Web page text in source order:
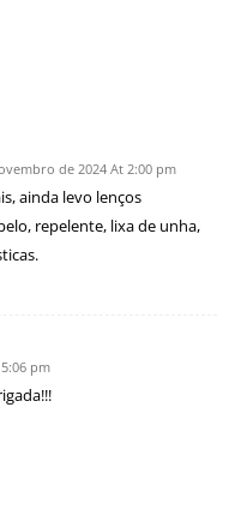
de 2024 At 2:00 pm
ainda levo lenços
repelente, lixa de unha,
pm